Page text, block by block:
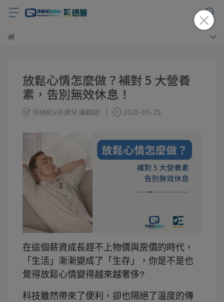
放鬆心情怎麼做？補對 5 大營養
素，告別無效休息！
沛納妃x沛滴兒 編輯部 2026-05-25
在這個薪資成長趕不上物價與房價的時代，
「生活」漸漸變成了「生存」，你是不是也
覺得放鬆心情變得越來越奢侈?
科技雖然帶來了便利，卻也隔絕了溫度的傳